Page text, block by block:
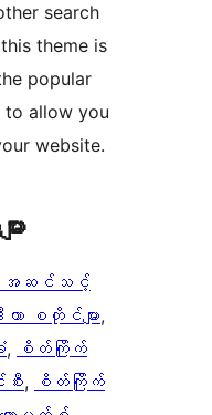
search
theme is
popular
to allow you
website.
း
အဆင်သင့်
ာ စတိုင်များ
,
စိတ်ကြိုက်
စီး,
စိတ်ကြိုက်